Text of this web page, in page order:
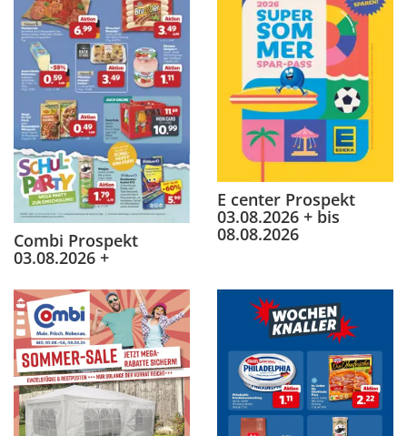
Combi Prospekt
03.08.2026 +
E center Prospekt
03.08.2026 + bis
08.08.2026